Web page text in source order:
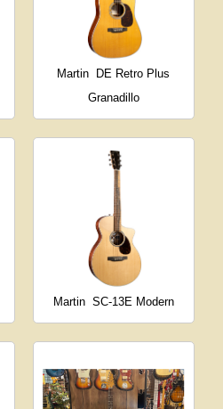
Martin
DE Retro Plus
Granadillo
Martin SC-13E Modern